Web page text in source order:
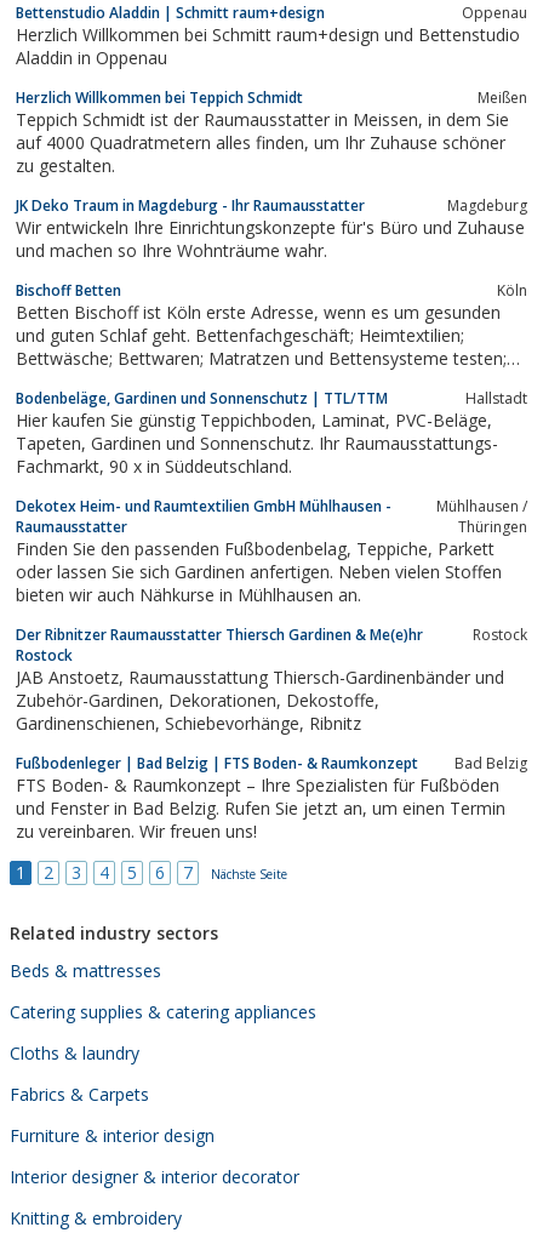
Tischdecke, Stickerei, Plauener Spitze, Luftspitze,...
Bettenstudio Aladdin | Schmitt raum+design Oppenau
Herzlich Willkommen bei Schmitt raum+design und Bettenstudio
Aladdin in Oppenau
Herzlich Willkommen bei Teppich Schmidt Meißen
Teppich Schmidt ist der Raumausstatter in Meissen, in dem Sie
auf 4000 Quadratmetern alles finden, um Ihr Zuhause schöner
zu gestalten.
JK Deko Traum in Magdeburg - Ihr Raumausstatter Magdeburg
Wir entwickeln Ihre Einrichtungskonzepte für's Büro und Zuhause
und machen so Ihre Wohnträume wahr.
Bischoff Betten Köln
Betten Bischoff ist Köln erste Adresse, wenn es um gesunden
und guten Schlaf geht. Bettenfachgeschäft; Heimtextilien;
Bettwäsche; Bettwaren; Matratzen und Bettensysteme testen;
Entsorgung der alten Betten; Beratung zu Hause (kostenlos und
unverbindlich); Lieferung, Montage...
Bodenbeläge, Gardinen und Sonnenschutz | TTL/TTM Hallstadt
Hier kaufen Sie günstig Teppichboden, Laminat, PVC-Beläge,
Tapeten, Gardinen und Sonnenschutz. Ihr Raumausstattungs-
Fachmarkt, 90 x in Süddeutschland.
Dekotex Heim- und Raumtextilien GmbH Mühlhausen -
Raumausstatter
Mühlhausen /
Thüringen
Finden Sie den passenden Fußbodenbelag, Teppiche, Parkett
oder lassen Sie sich Gardinen anfertigen. Neben vielen Stoffen
bieten wir auch Nähkurse in Mühlhausen an.
Der Ribnitzer Raumausstatter Thiersch Gardinen & Me(e)hr
Rostock
Rostock
JAB Anstoetz, Raumausstattung Thiersch-Gardinenbänder und
Zubehör-Gardinen, Dekorationen, Dekostoffe,
Gardinenschienen, Schiebevorhänge, Ribnitz
Fußbodenleger | Bad Belzig | FTS Boden- & Raumkonzept Bad Belzig
FTS Boden- & Raumkonzept – Ihre Spezialisten für Fußböden
und Fenster in Bad Belzig. Rufen Sie jetzt an, um einen Termin
zu vereinbaren. Wir freuen uns!
1
2 3 4 5 6 7 Nächste Seite
Related industry sectors
Beds & mattresses
Catering supplies & catering appliances
Cloths & laundry
Fabrics & Carpets
Furniture & interior design
Interior designer & interior decorator
Knitting & embroidery